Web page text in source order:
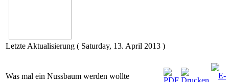
Letzte Aktualisierung ( Saturday, 13. April 2013 )
Was mal ein Nussbaum werden wollte